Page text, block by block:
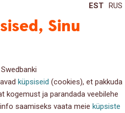
EST RUS
Sinu
küpsiseid (cookies), et pakkuda
kogemust ja parandada veebilehe
saamiseks vaata meie küpsiste